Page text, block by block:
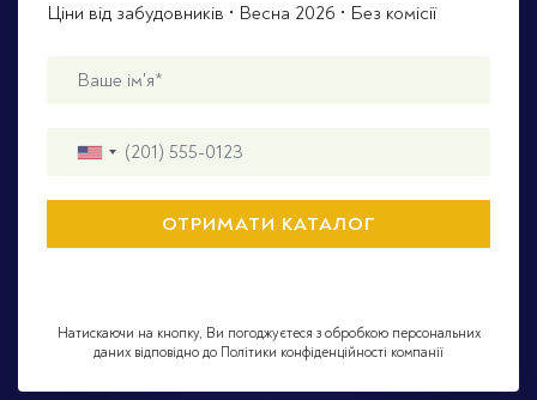
Ціни від забудовників • Весна 2026 • Без комісії
Натискаючи на кнопку, Ви погоджуєтеся з обробкою персональних
даних відповідно до Політики конфіденційності компанії